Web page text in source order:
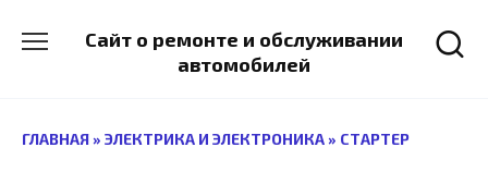
содержанию
Сайт о ремонте и обслуживании
автомобилей
ГЛАВНАЯ » ЭЛЕКТРИКА И ЭЛЕКТРОНИКА » СТАРТЕР